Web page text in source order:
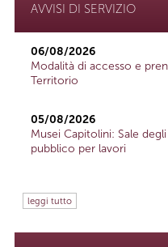
AVVISI DI SERVIZIO
06/08/2026
Modalità di accesso e
Territorio
05/08/2026
Musei Capitolini: Sale
pubblico per lavori
leggi tutto